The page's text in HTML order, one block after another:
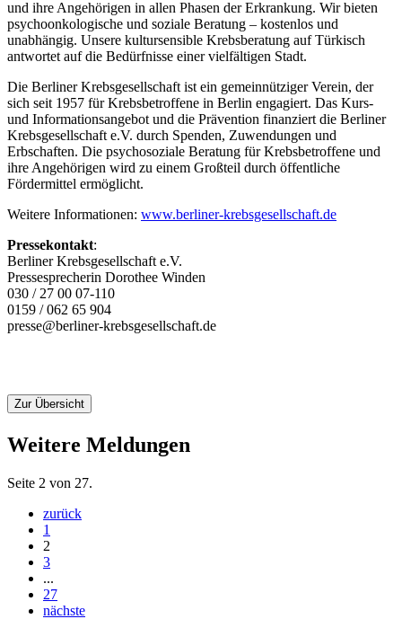
und ihre Angehörigen in allen Phasen der Erkrankung. Wir bieten
psychoonkologische und soziale Beratung – kostenlos und
unabhängig. Unsere kultursensible Krebsberatung auf Türkisch
antwortet auf die Bedürfnisse einer vielfältigen Stadt.
Die Berliner Krebsgesellschaft ist ein gemeinnütziger Verein, der
sich seit 1957 für Krebsbetroffene in Berlin engagiert. Das Kurs-
und Informationsangebot und die Prävention finanziert die Berliner
Krebsgesellschaft e.V. durch Spenden, Zuwendungen und
Erbschaften. Die psychosoziale Beratung für Krebsbetroffene und
ihre Angehörigen wird zu einem Großteil durch öffentliche
Fördermittel ermöglicht.
Weitere Informationen: www.berliner-krebsgesellschaft.de
Pressekontakt:
Berliner Krebsgesellschaft e.V.
Pressesprecherin Dorothee Winden
030 / 27 00 07-110
0159 / 062 65 904
presse@berliner-krebsgesellschaft.de
Zur Übersicht
Weitere Meldungen
Seite 2 von 27.
zurück
1
2
3
...
27
nächste